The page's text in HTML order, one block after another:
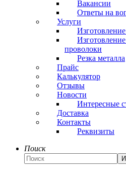
Вакансии
Ответы на
Услуги
проволоки
Резка металла
Прайс
Калькулятор
Отзывы
Новости
Интересные
Доставка
Контакты
Реквизиты
Поиск